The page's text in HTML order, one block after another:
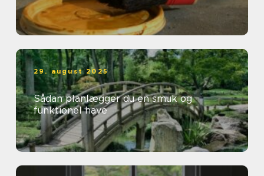
29. august 2025
Sådan planlægger du en smuk og
funktionel have